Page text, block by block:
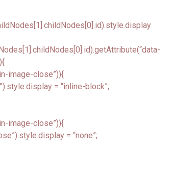
image-close”)){
= “inline-block”;
image-close”)){
= “none”;